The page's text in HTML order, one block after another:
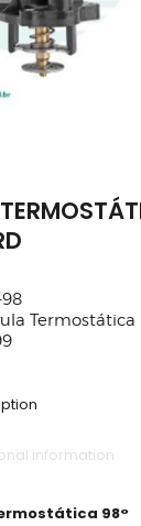
Termostática
information
98°